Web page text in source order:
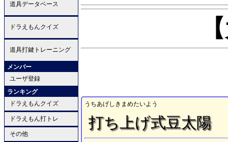
道具データベース
ドラえもんクイズ
道具打鍵トレーニング
メンバー
ユーザ登録
ランキング
ドラえもんクイズ
ドラえもん打トレ
その他
うちあげしきまめたいよう
打ち上げ式豆太陽